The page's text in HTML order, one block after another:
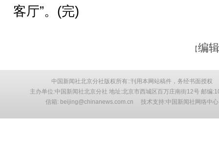
客厅”。(完)
【编
中国新闻社北京分社版权所有::刊用本网站稿件，务经书面授权
主办单位:中国新闻社北京分社 地址:北京市西城区百万庄南街12号 邮编
信箱: beijing@chinanews.com.cn 技术支持:中国新闻社网络中心